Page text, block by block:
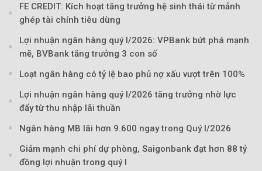
FE CREDIT: Kích hoạt tăng trưởng hệ sinh thái từ mảnh
ghép tài chính tiêu dùng
Lợi nhuận ngân hàng quý I/2026: VPBank bứt phá mạnh
mẽ, BVBank tăng trưởng 3 con số
Loạt ngân hàng có tỷ lệ bao phủ nợ xấu vượt trên 100%
Lợi nhuận ngân hàng quý I/2026 tăng trưởng nhờ lực
đẩy từ thu nhập lãi thuần
Ngân hàng MB lãi hơn 9.600 ngay trong Quý I/2026
Giảm mạnh chi phí dự phòng, Saigonbank đạt hơn 88 tỷ
đồng lợi nhuận trong quý I